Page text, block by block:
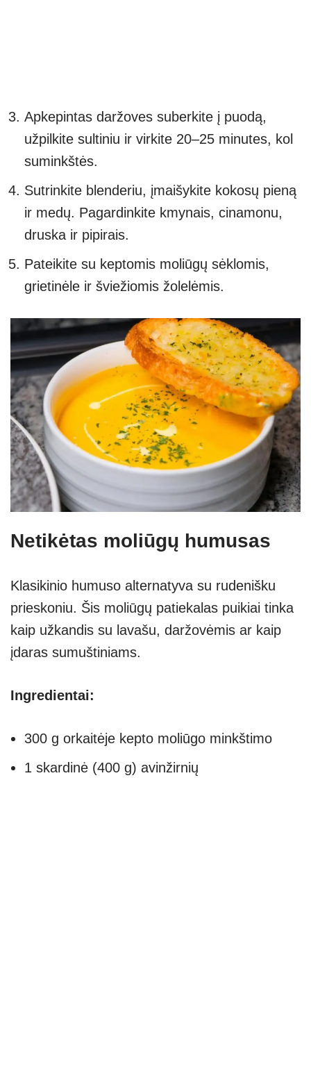
Apkepintas daržoves suberkite į puodą,
užpilkite sultiniu ir virkite 20–25 minutes, kol
suminkštės.
Sutrinkite blenderiu, įmaišykite kokosų pieną
ir medų. Pagardinkite kmynais, cinamonu,
druska ir pipirais.
Pateikite su keptomis moliūgų sėklomis,
grietinėle ir šviežiomis žolelėmis.
Netikėtas moliūgų humusas
Klasikinio humuso alternatyva su rudenišku
prieskoniu. Šis moliūgų patiekalas puikiai tinka
kaip užkandis su lavašu, daržovėmis ar kaip
įdaras sumuštiniams.
Ingredientai:
300 g orkaitėje kepto moliūgo minkštimo
1 skardinė (400 g) avinžirnių